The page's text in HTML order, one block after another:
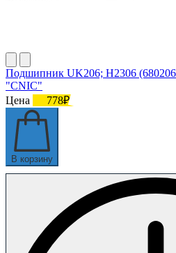
Подшипник UK206; H2306
"CNIC"
Цена
778₽
В корзину